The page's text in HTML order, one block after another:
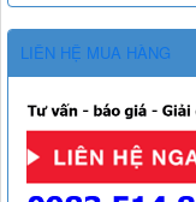
LIÊN HỆ MUA HÀNG